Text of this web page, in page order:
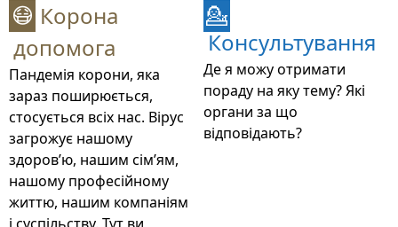
😷 Корона
допомога
Пандемія корони, яка
зараз поширюється,
стосується всіх нас. Вірус
загрожує нашому
здоров’ю, нашим сім’ям,
нашому професійному
життю, нашим компаніям
💁
Консультування
Де я можу отримати
пораду на яку тему? Які
органи за що
відповідають?